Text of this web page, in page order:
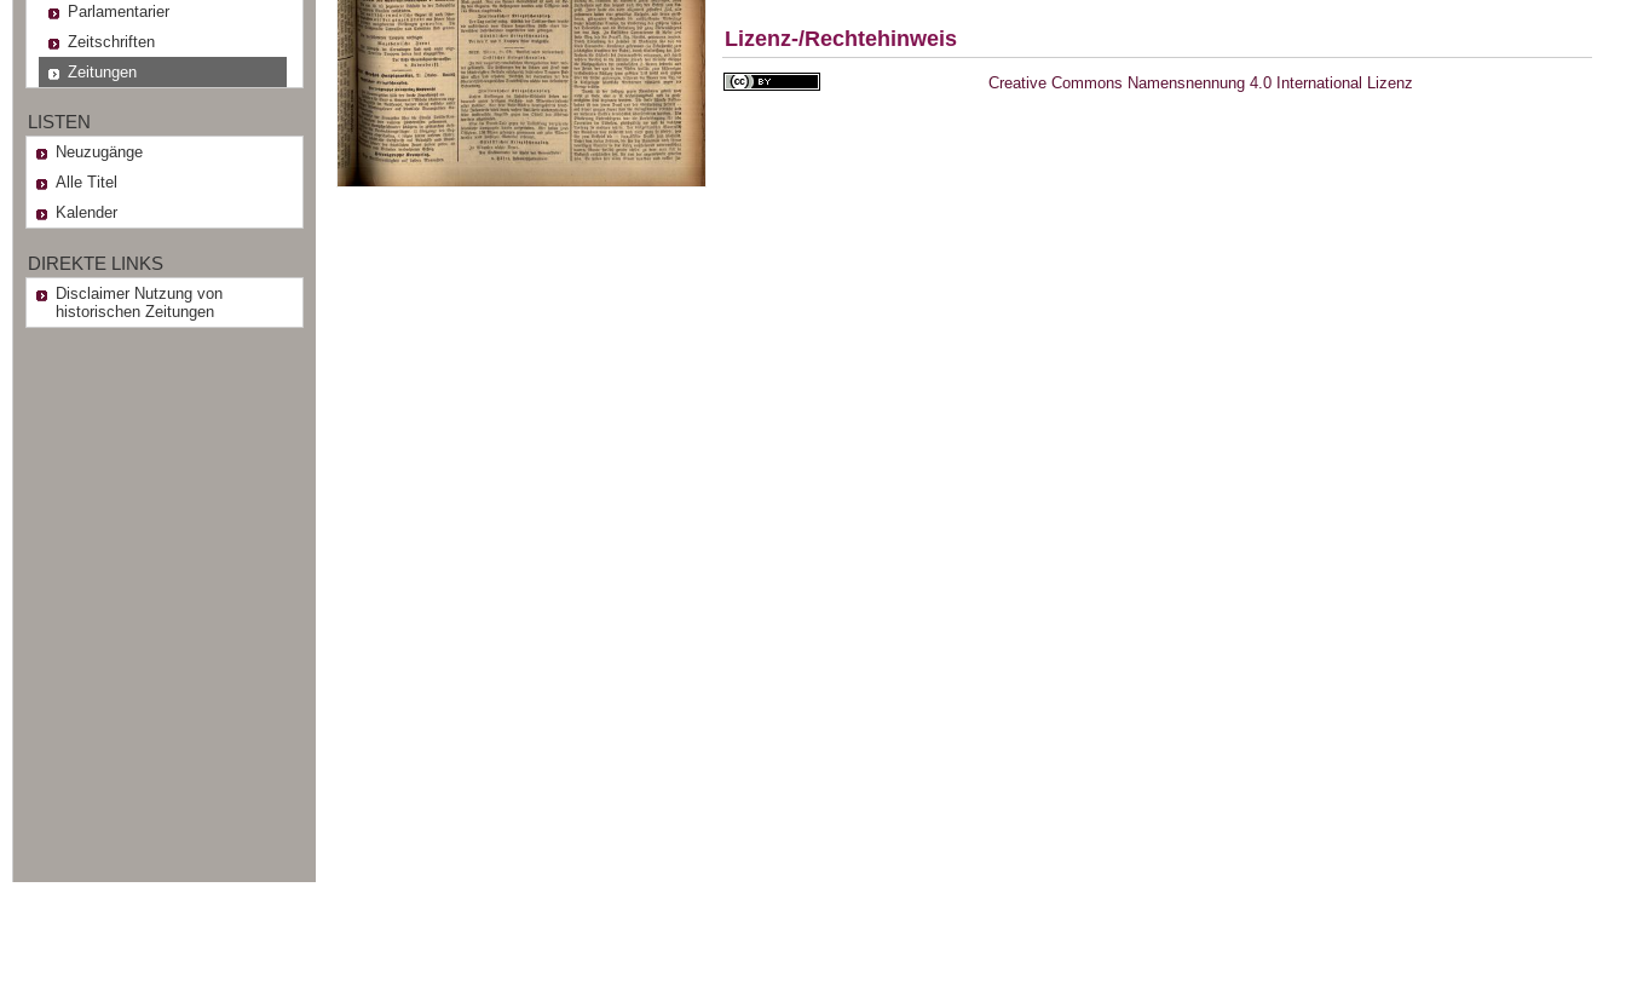
Parlamentarier
Zeitschriften
Zeitungen
LISTEN
Neuzugänge
Alle Titel
Kalender
DIREKTE LINKS
Disclaimer Nutzung von
historischen Zeitungen
Lizenz-/Rechtehinweis
Creative Commons Namensnennung 4.0 International Lizenz